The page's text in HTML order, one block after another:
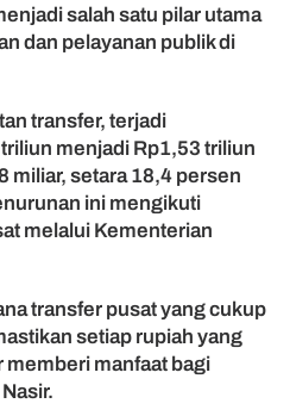
salah satu pilar utama
dan pelayanan publik di
transfer, terjadi
menjadi Rp1,53 triliun
miliar, setara 18,4 persen
ini mengikuti
melalui Kementerian
transfer pusat yang cukup
setiap rupiah yang
manfaat bagi